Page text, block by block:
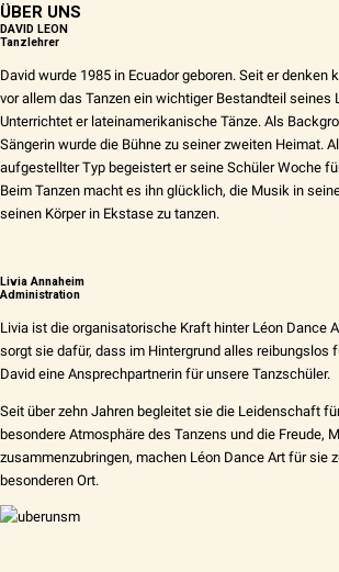
ÜBER UNS
DAVID LEON
Tanzlehrer
David wurde 1985 in Ecuador geboren. Seit er denken
vor allem das Tanzen ein wichtiger Bestandteil seines
Unterrichtet er lateinamerikanische Tänze. Als
Sängerin wurde die Bühne zu seiner zweiten Heimat.
aufgestellter Typ begeistert er seine Schüler Woche
Beim Tanzen macht es ihn glücklich, die Musik in
seinen Körper in Ekstase zu tanzen.
Livia Annaheim
Administration
Livia ist die organisatorische Kraft hinter Léon Dance
sorgt sie dafür, dass im Hintergrund alles reibungslos
David eine Ansprechpartnerin für unsere Tanzschüler.
Seit über zehn Jahren begleitet sie die Leidenschaft
besondere Atmosphäre des Tanzens und die Freude,
zusammenzubringen, machen Léon Dance Art für sie
besonderen Ort.